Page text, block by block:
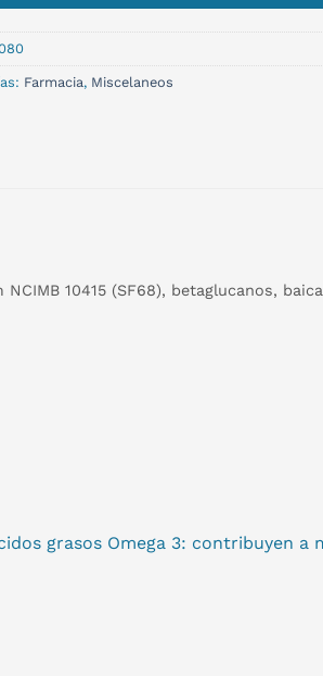
Farmacia, Miscelaneos
10415 (SF68), betaglucanos,
grasos Omega 3: contribuyen a